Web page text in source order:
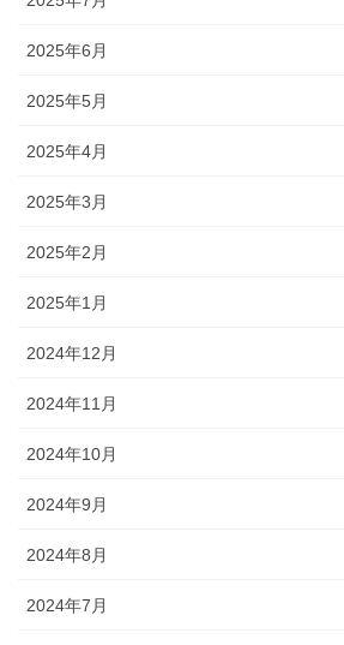
2025年6月
2025年5月
2025年4月
2025年3月
2025年2月
2025年1月
2024年12月
2024年11月
2024年10月
2024年9月
2024年8月
2024年7月